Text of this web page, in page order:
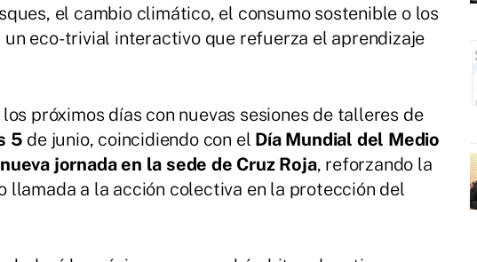
el cambio climático, el consumo sostenible o los
un eco-trivial interactivo que refuerza el aprendizaje
próximos días con nuevas sesiones de talleres de
5 de junio, coincidiendo con el Día Mundial del Medio
nueva jornada en la sede de Cruz Roja, reforzando la
llamada a la acción colectiva en la protección del